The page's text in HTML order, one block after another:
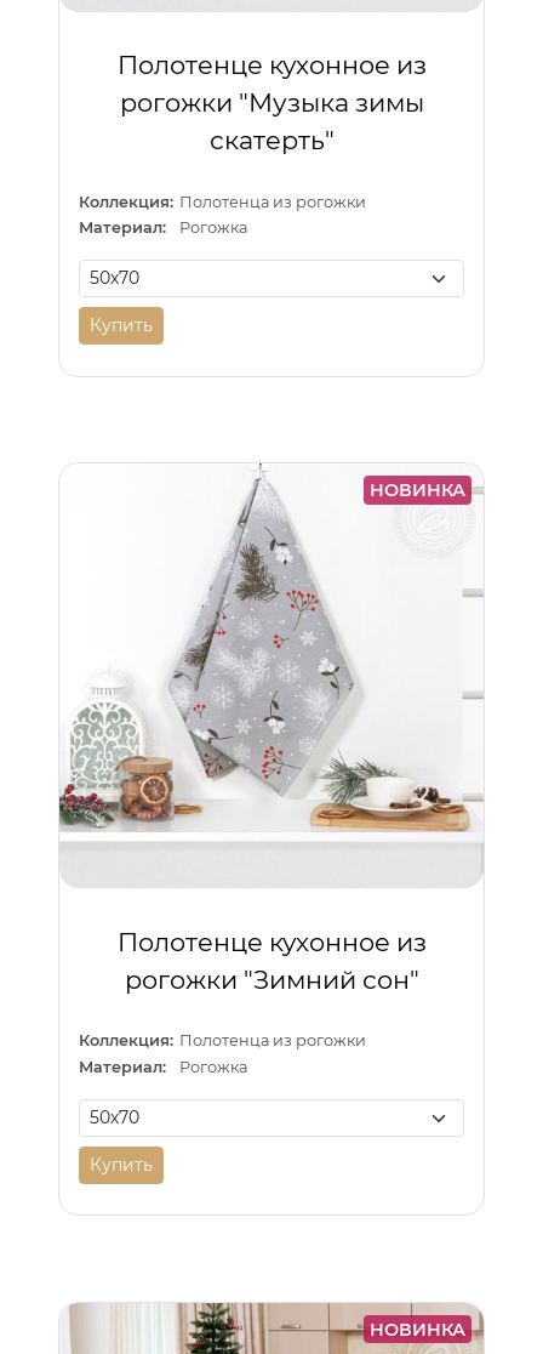
Полотенце кухонное из
рогожки "Музыка зимы
скатерть"
Коллекция: Полотенца из рогожки
Материал:
Рогожка
Купить
НОВИНКА
Полотенце кухонное из
рогожки "Зимний сон"
Коллекция: Полотенца из рогожки
Материал:
Рогожка
Купить
НОВИНКА